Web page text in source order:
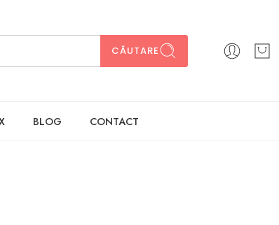
CĂUTARE
BLOG CONTACT